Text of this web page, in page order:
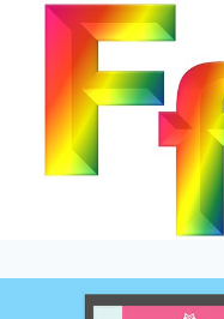
Salta
contenuto